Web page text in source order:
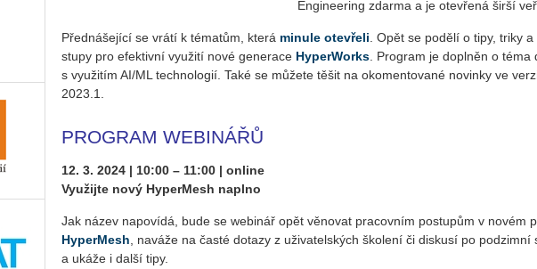
En­gi­nee­ring zdar­ma a je ote­vře­ná širší
Před­ná­še­jí­cí se vrátí k té­ma­tům, která mi­nu­le ote­vře­li . Opět se po­dě­lí o tipy, triky
stu­py pro efek­tiv­ní vy­u­ži­tí nové ge­ne­ra­ce Hy­perWorks . Pro­gram je do­pl­něn o
s vy­u­ži­tím AI/ML tech­no­lo­gií. Také se mů­že­te těšit na oko­men­to­va­né no­vin­ky ve
2023.1.
PROGRAM WEBINÁŘŮ
12. 3. 2024 | 10:00 – 11:00 | on­li­ne
Vy­u­žij­te nový Hy­per­Me­sh na­pl­no
Jak název na­po­ví­dá, bude se webi­nář opět vě­no­vat pra­cov­ním po­stu­pům v novém
Hy­per­Me­sh , na­vá­že na časté do­ta­zy z uži­va­tel­ských ško­le­ní či dis­ku­sí po pod­zim­ní
a ukáže i další tipy.